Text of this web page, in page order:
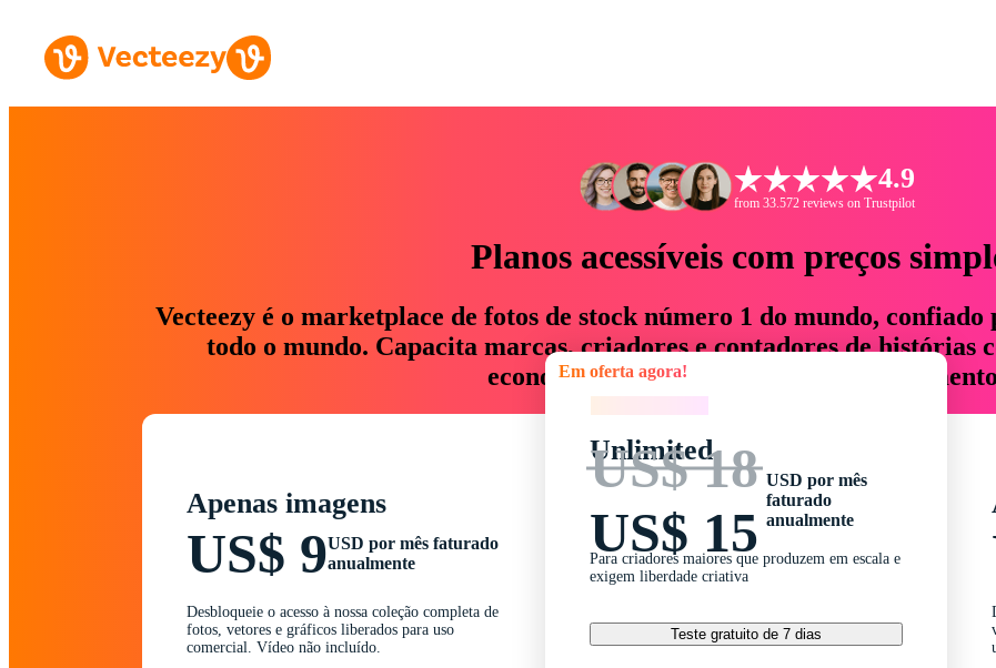
4.9
from 33.572 reviews on Trustpilot
Planos acessíveis com preços
Vecteezy é o marketplace de fotos de stock número 1 do mundo, confiado
todo o mundo. Capacita marcas, criadores e contadores de histórias
economizam até 76% em tempo e
Apenas imagens
US$ 9USD por mês faturado
anualmente
Desbloqueie o acesso à nossa coleção completa de
fotos, vetores e gráficos liberados para uso
comercial. Vídeo não incluído.
Em oferta agora!
Unlimited
US$ 18
US$ 15
USD por mês
faturado
anualmente
Para criadores maiores que produzem em escala e
exigem liberdade criativa
Teste gratuito de 7 dias